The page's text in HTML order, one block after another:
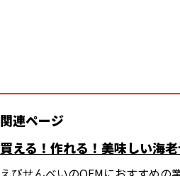
関連ページ
買える！作れる！美味しい海